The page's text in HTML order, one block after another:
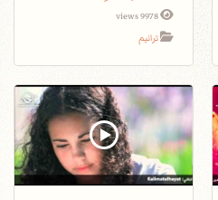
9978 views
ترانيم